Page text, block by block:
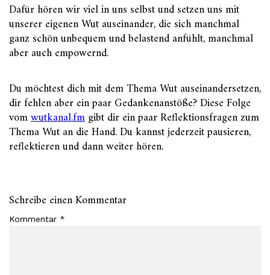
Dafür hören wir viel in uns selbst und setzen uns mit
unserer eigenen Wut auseinander, die sich manchmal
ganz schön unbequem und belastend anfühlt, manchmal
aber auch empowernd.
Du möchtest dich mit dem Thema Wut auseinandersetzen,
dir fehlen aber ein paar Gedankenanstöße? Diese Folge
vomwutkanal.fmgibt dir ein paar Reflektionsfragen zum
Thema Wut an die Hand. Du kannst jederzeit pausieren,
reflektieren und dann weiter hören.
Schreibe einen Kommentar
Kommentar *